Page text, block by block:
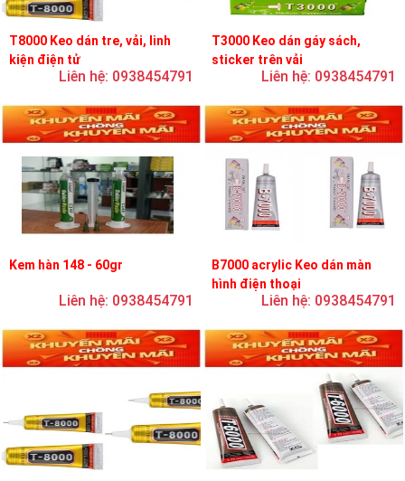
T8000 Keo dán tre, vải, linh
kiện điện tử
Liên hệ: 0938454791
T3000 Keo dán gáy sách,
sticker trên vải
Liên hệ: 0938454791
Kem hàn 148 - 60gr
Liên hệ: 0938454791
B7000 acrylic Keo dán màn
hình điện thoại
Liên hệ: 0938454791